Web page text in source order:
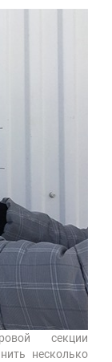
секции
несколько